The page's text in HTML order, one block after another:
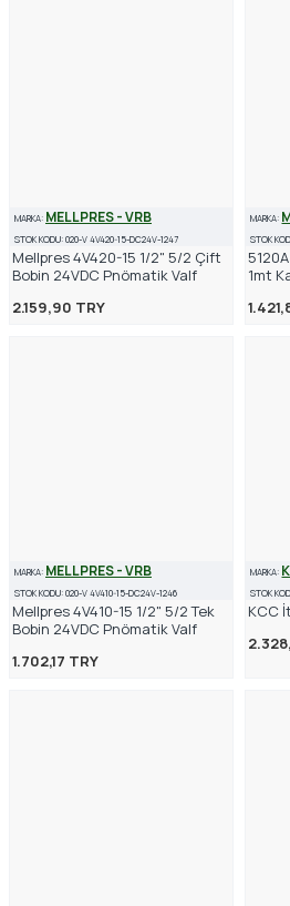
MARKA: MELLPRES - VRB
STOK KODU:020-V 4V420-15-DC24V-1247
Mellpres 4V420-15 1/2" 5/2 Çift
Bobin 24VDC Pnömatik Valf
2.159,90 TRY
MARKA:
STOK
1mt
MARKA: MELLPRES - VRB
STOK KODU:020-V 4V410-15-DC24V-1246
Mellpres 4V410-15 1/2" 5/2 Tek
Bobin 24VDC Pnömatik Valf
1.702,17 TRY
MARKA:
STOK
KCC